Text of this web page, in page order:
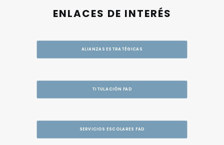
ENLACES DE INTERÉS
ALIANZAS ESTRATÉGICAS
TITULACIÓN FAD
SERVICIOS ESCOLARES FAD